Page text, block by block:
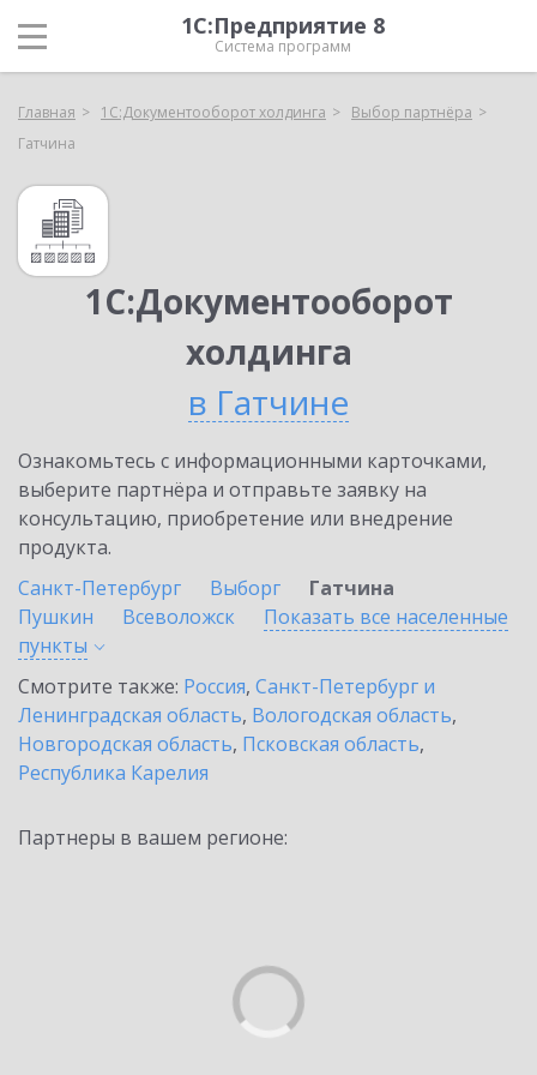
1С:Предприятие 8
Система программ
Главная 1С:Документооборот холдинга
Выбор партнёра
Гатчина
1С:Документооборот
холдинга
в Гатчине
Ознакомьтесь с информационными карточками,
выберите партнёра и отправьте заявку на
консультацию, приобретение или внедрение
продукта.
Санкт-Петербург
Выборг
Гатчина
Пушкин
Всеволожск
Показать все населенные
пункты
Смотрите также: Россия, Санкт-Петербург и
Ленинградская область, Вологодская область,
Новгородская область, Псковская область,
Республика Карелия
Партнеры в вашем регионе: